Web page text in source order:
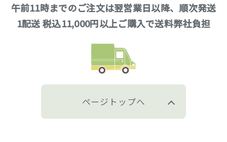
午前11時までのご注文は翌営業日以降、順次発送
1配送 税込11,000円以上ご購入で送料弊社負担
ページトップへ